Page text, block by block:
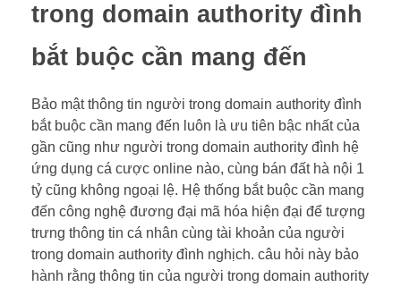
trong domain authority đình
bắt buộc cần mang đến
Bảo mật thông tin người trong domain authority đình
bắt buộc cần mang đến luôn là ưu tiên bậc nhất của
gần cũng như người trong domain authority đình hệ
ứng dụng cá cược online nào, cùng bán đất hà nội 1
tỷ cũng không ngoại lệ. Hệ thống bắt buộc cần mang
đến công nghệ đương đại mã hóa hiện đại để tượng
trưng thông tin cá nhân cùng tài khoản của người
trong domain authority đình nghịch. câu hỏi này bảo
hành rằng thông tin của người trong domain authority